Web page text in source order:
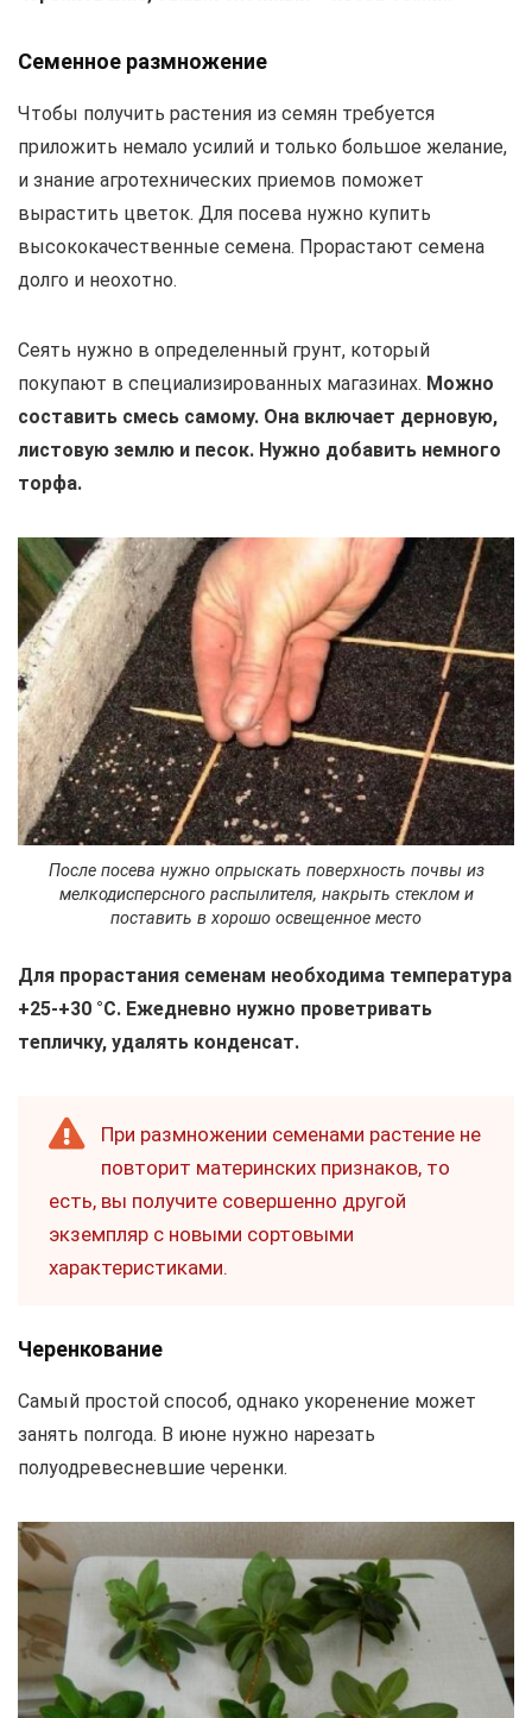
Семенное размножение
Чтобы получить растения из семян требуется
приложить немало усилий и только большое желание,
и знание агротехнических приемов поможет
вырастить цветок. Для посева нужно купить
высококачественные семена. Прорастают семена
долго и неохотно.
Сеять нужно в определенный грунт, который
покупают в специализированных магазинах. Можно
составить смесь самому. Она включает дерновую,
листовую землю и песок. Нужно добавить немного
торфа.
После посева нужно опрыскать поверхность почвы из
мелкодисперсного распылителя, накрыть стеклом и
поставить в хорошо освещенное место
Для прорастания семенам необходима температура
+25-+30 °C. Ежедневно нужно проветривать
тепличку, удалять конденсат.
При размножении семенами растение не
повторит материнских признаков, то
есть, вы получите совершенно другой
экземпляр с новыми сортовыми
характеристиками.
Черенкование
Самый простой способ, однако укоренение может
занять полгода. В июне нужно нарезать
полуодревесневшие черенки.